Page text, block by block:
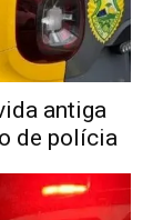
antiga
de polícia